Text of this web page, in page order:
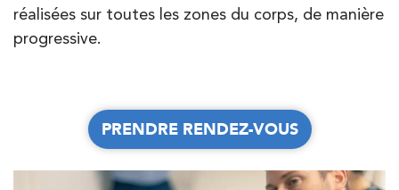
réalisées sur toutes les zones du corps, de manière
progressive.
PRENDRE RENDEZ-VOUS
PRENDRE RENDEZ-VOUS
Châtenay-Malabry
380 Av. de la Division Leclerc 92290
Châtenay-Malabry
Kinésithérapie